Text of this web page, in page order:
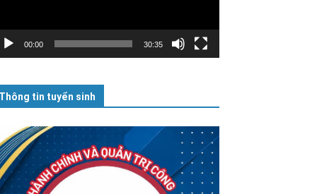
00:00 30:35
Thông tin tuyển sinh